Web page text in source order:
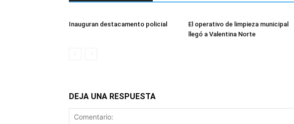
Inauguran destacamento policial
El operativo de limpieza municipal
llegó a Valentina Norte
DEJA UNA RESPUESTA